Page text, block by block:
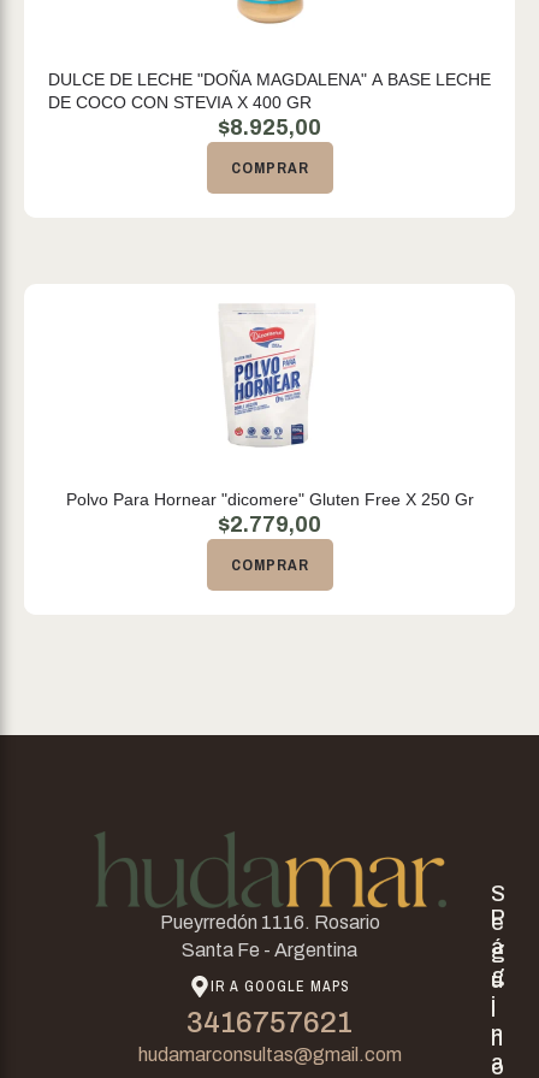
DULCE DE LECHE "DOÑA MAGDALENA" A BASE LECHE
DE COCO CON STEVIA X 400 GR
$8.925,00
COMPRAR
Polvo Para Hornear "dicomere" Gluten Free X 250 Gr
$2.779,00
COMPRAR
Pueyrredón 1116. Rosario
Santa Fe - Argentina
IR A GOOGLE MAPS
3416757621
hudamarconsultas@gmail.com
P
á
g
i
n
a
S
e
g
u
n
o